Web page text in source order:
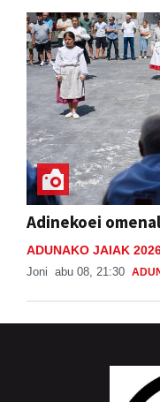
Adinekoei
ADUNAKO JAIAK
Joni abu 08, 21:30